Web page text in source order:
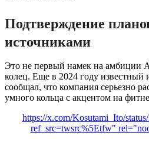
Подтверждение
источниками
Это не первый намек на амбиции
колец. Еще в 2024 году известный
сообщал, что компания серьезно
умного кольца с акцентом на
https://x.com/Kosutami_Ito/
ref_src=twsrc%5Etfw"